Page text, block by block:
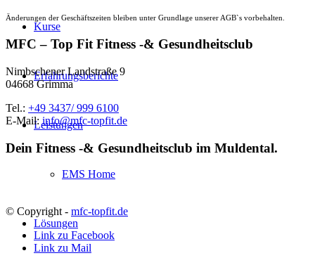
Kurse
Erfahrungsberichte
Leistungen
EMS Home
Lösungen
Änderungen der Geschäftszeiten bleiben unter Grundlage unserer AGB`s vorbehalten.
MFC – Top Fit Fitness -& Gesundheitsclub
Nimbschener Landstraße 9
04668 Grimma
Tel.: +49 3437/ 999 6100
E-Mail:info@mfc-topfit.de
Dein Fitness -& Gesundheitsclub im Muldental.
© Copyright - mfc-topfit.de
Link zu Facebook
Link zu Mail